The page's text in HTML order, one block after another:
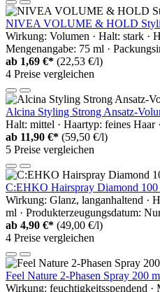
NIVEA VOLUME & HOLD
Wirkung: Volumen · Halt: stark ·
Mengenangabe: 75 ml ·
ab 1,69 €* (22,53 €/l)
4 Preise vergleichen
Alcina Styling Strong Ansatz-
Halt: mittel · Haartyp: feines Haar
ab 11,90 €* (59,50 €/l)
5 Preise vergleichen
C:EHKO Hairspray Diamond 100
Wirkung: Glanz, langanhaltend ·
ml · Produkterzeugungsdatum:
ab 4,90 €* (49,00 €/l)
4 Preise vergleichen
Feel Nature 2-Phasen Spray 200
Wirkung: feuchtigkeitsspendend ·